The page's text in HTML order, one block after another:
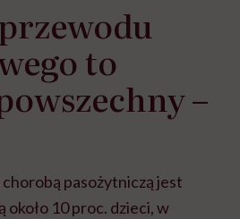
to
–
pasożytniczą jest
około 10 proc. dzieci, w